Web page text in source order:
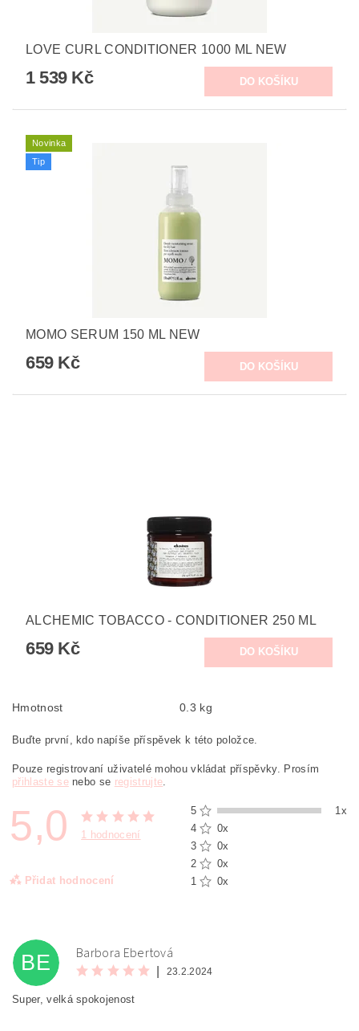
LOVE CURL CONDITIONER 1000 ML NEW
1 539 Kč
Novinka
Tip
MOMO SERUM 150 ML NEW
659 Kč
ALCHEMIC TOBACCO - CONDITIONER 250 ML
659 Kč
Hmotnost 0.3 kg
Buďte první, kdo napíše příspěvek k této položce.
Pouze registrovaní uživatelé mohou vkládat příspěvky. Prosím
přihlaste senebo se registrujte
5,0 1 hodnocení
Přidat hodnocení
5
1x
4
0x
3
0x
2
0x
1
0x
BE Barbora Ebertová
23.2.2024
Super, velká spokojenost